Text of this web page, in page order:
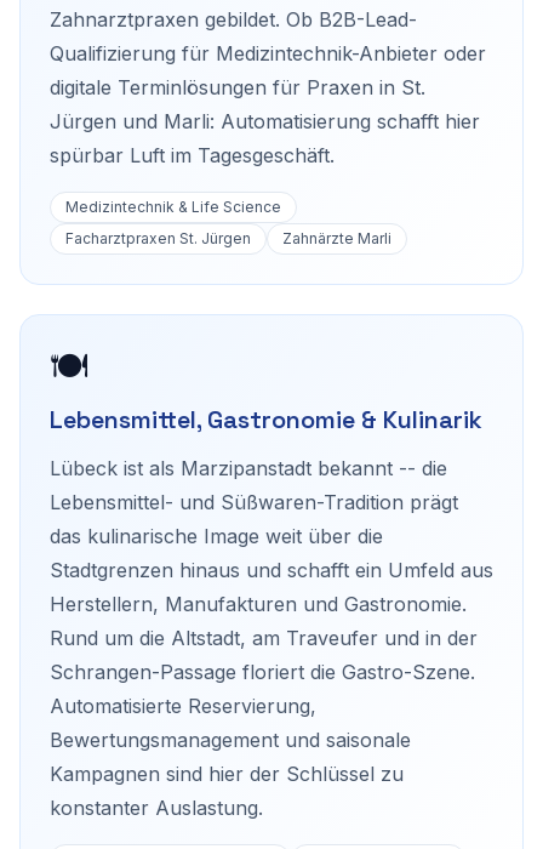
Zahnarztpraxen gebildet. Ob B2B-Lead-
Qualifizierung für Medizintechnik-Anbieter oder
digitale Terminlösungen für Praxen in St.
Jürgen und Marli: Automatisierung schafft hier
spürbar Luft im Tagesgeschäft.
Medizintechnik & Life Science
Facharztpraxen St. Jürgen
Zahnärzte Marli
🍽️
Lebensmittel, Gastronomie & Kulinarik
Lübeck ist als Marzipanstadt bekannt -- die
Lebensmittel- und Süßwaren-Tradition prägt
das kulinarische Image weit über die
Stadtgrenzen hinaus und schafft ein Umfeld aus
Herstellern, Manufakturen und Gastronomie.
Rund um die Altstadt, am Traveufer und in der
Schrangen-Passage floriert die Gastro-Szene.
Automatisierte Reservierung,
Bewertungsmanagement und saisonale
Kampagnen sind hier der Schlüssel zu
konstanter Auslastung.